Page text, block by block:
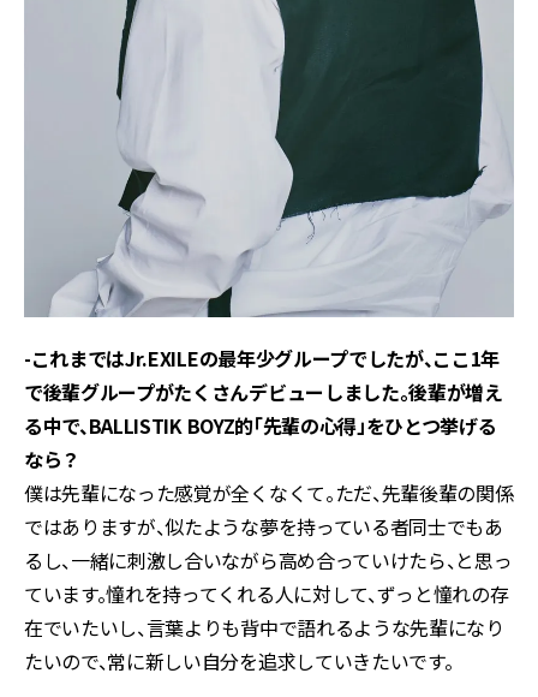
-これまではJr.EXILEの最年少グループでしたが、ここ1年
で後輩グループがたくさんデビューしました。後輩が増え
る中で、BALLISTIK BOYZ的「先輩の心得」をひとつ挙げる
なら？
僕は先輩になった感覚が全くなくて。ただ、先輩後輩の関係
ではありますが、似たような夢を持っている者同士でもあ
るし、一緒に刺激し合いながら高め合っていけたら、と思っ
ています。憧れを持ってくれる人に対して、ずっと憧れの存
在でいたいし、言葉よりも背中で語れるような先輩になり
たいので、常に新しい自分を追求していきたいです。